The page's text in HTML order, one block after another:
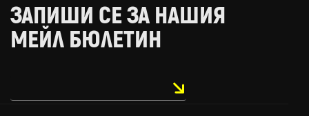
ЗАПИШИ СЕ ЗА НАШИЯ
МЕЙЛ БЮЛЕТИН